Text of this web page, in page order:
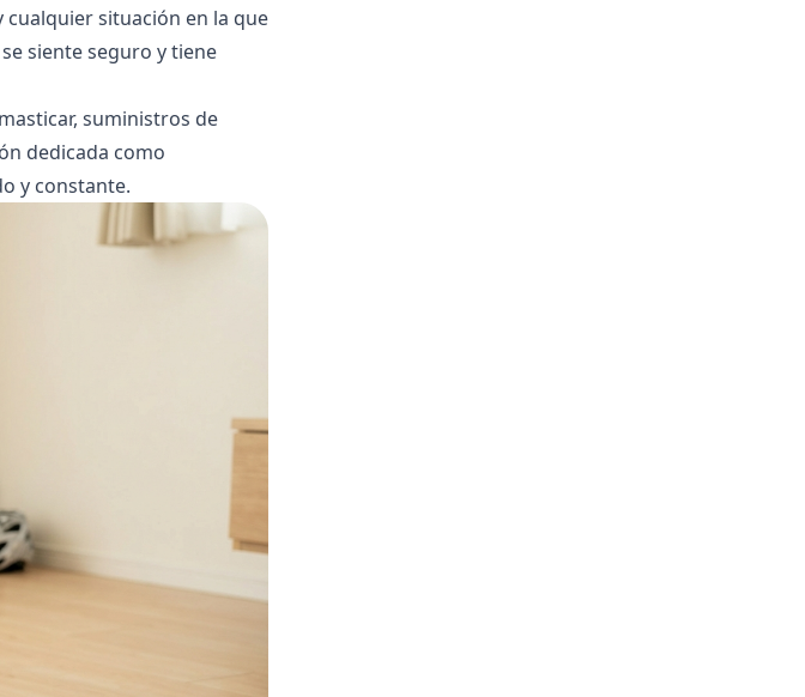
situación en la que
siente seguro y tiene
suministros de
dedicada como
y constante.